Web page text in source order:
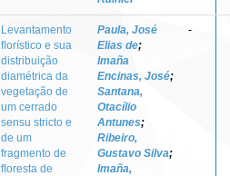
Levantamento
ﬂorístico e sua
distribuição
diamétrica da
vegetação de
um cerrado
sensu stricto e
de um
fragmento de
ﬂoresta de
Paula, José
Elias de;
Imaña
Encinas, José;
Santana,
Otacílio
Antunes;
Ribeiro,
Gustavo Silva;
Imaña,
-